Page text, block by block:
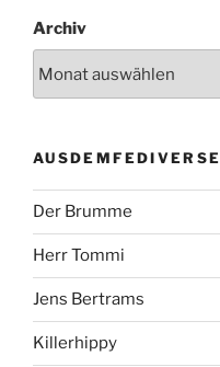
Archiv
AUSDEMFEDIVERSE
Der Brumme
Herr Tommi
Jens Bertrams
Killerhippy